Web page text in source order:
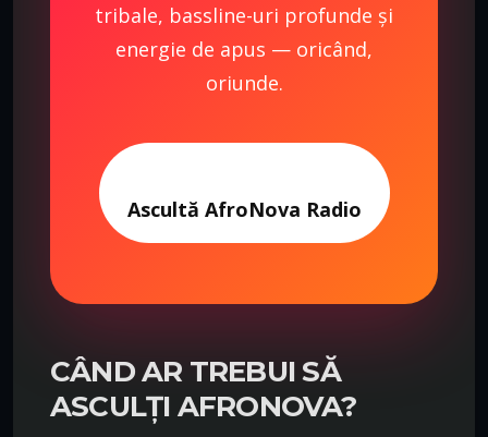
tribale, bassline-uri profunde și
energie de apus — oricând,
oriunde.
Ascultă AfroNova Radio
CÂND AR TREBUI SĂ
ASCULȚI AFRONOVA?